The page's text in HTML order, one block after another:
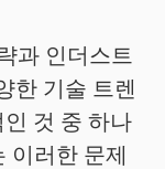
과 인더스트
한 기술 트렌
것 중 하나
이러한 문제